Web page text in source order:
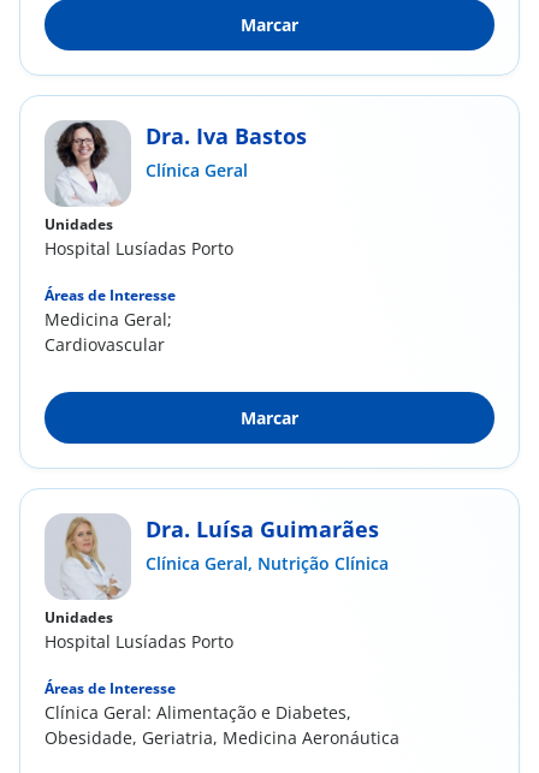
Marcar
Dra. Iva Bastos
Clínica Geral
Unidades
Hospital Lusíadas Porto
Áreas de Interesse
Medicina Geral;
Cardiovascular
Marcar
Dra. Luísa Guimarães
Clínica Geral, Nutrição Clínica
Unidades
Hospital Lusíadas Porto
Áreas de Interesse
Clínica Geral: Alimentação e Diabetes,
Obesidade, Geriatria, Medicina Aeronáutica